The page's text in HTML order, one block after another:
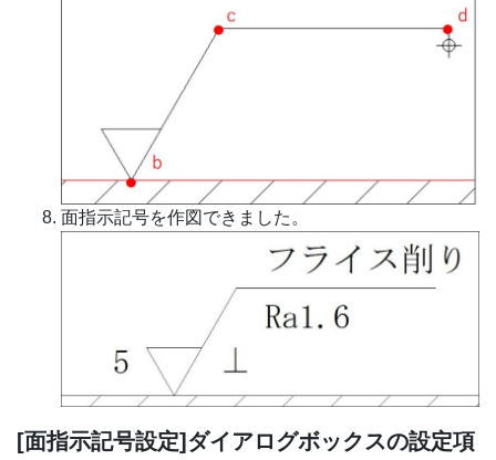
面指示記号を作図できました。
[面指示記号設定]ダイアログボックスの設定項